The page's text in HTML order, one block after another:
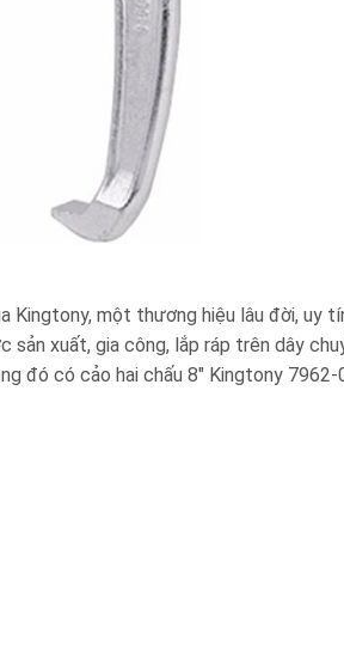
Kingtony, một thương hiệu lâu đời, uy
xuất, gia công, lắp ráp trên dây
đó có cảo hai chấu 8″ Kingtony